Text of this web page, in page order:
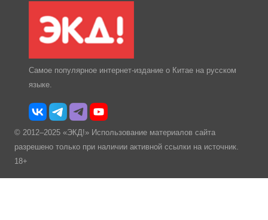
Самое популярное интернет-издание о Китае на русском
языке.
© 2012–2025 «ЭКД!» Использование материалов сайта
разрешено только при наличии активной ссылки на источник.
18+